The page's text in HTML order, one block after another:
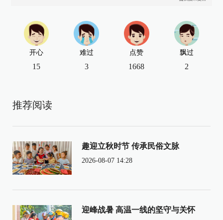
开心
15
难过
3
点赞
1668
飘过
2
推荐阅读
趣迎立秋时节 传承民俗文脉
2026-08-07 14:28
迎峰战暑 高温一线的坚守与关怀